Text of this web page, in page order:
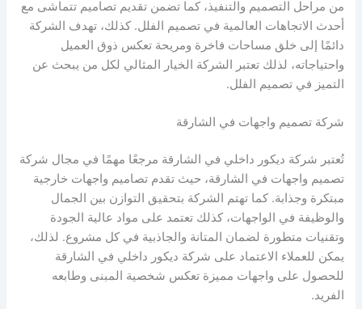
من مراحل التصميم والتنفيذ، كما تضمن تقديم تصاميم تتماشى مع
أحدث الاتجاهات العالمية في تصميم الفلل. كذلك، تهدف الشركة
دائمًا إلى خلق مساحات فاخرة ومريحة تعكس ذوق العميل
واحتياجاته، لذلك تعتبر الشركة الخيار المثالي لكل من يبحث عن
التميز في تصميم الفلل.
شركة تصميم واجهات في الشارقة
تُعتبر شركة ديكور داخلي في الشارقة مرجعًا مهمًا في مجال شركة
تصميم واجهات في الشارقة، حيث تقدم تصاميم واجهات خارجية
مبتكرة وجذابة. كما تهتم الشركة بتحقيق التوازن بين الجمال
والوظيفة في الواجهات، كذلك تعتمد على مواد عالية الجودة
وتقنيات متطورة لضمان المتانة والجاذبية في كل مشروع. لذلك،
يمكن للعملاء الاعتماد على شركة ديكور داخلي في الشارقة
للحصول على واجهات مميزة تعكس شخصية المبنى وطابعه
الفريد.